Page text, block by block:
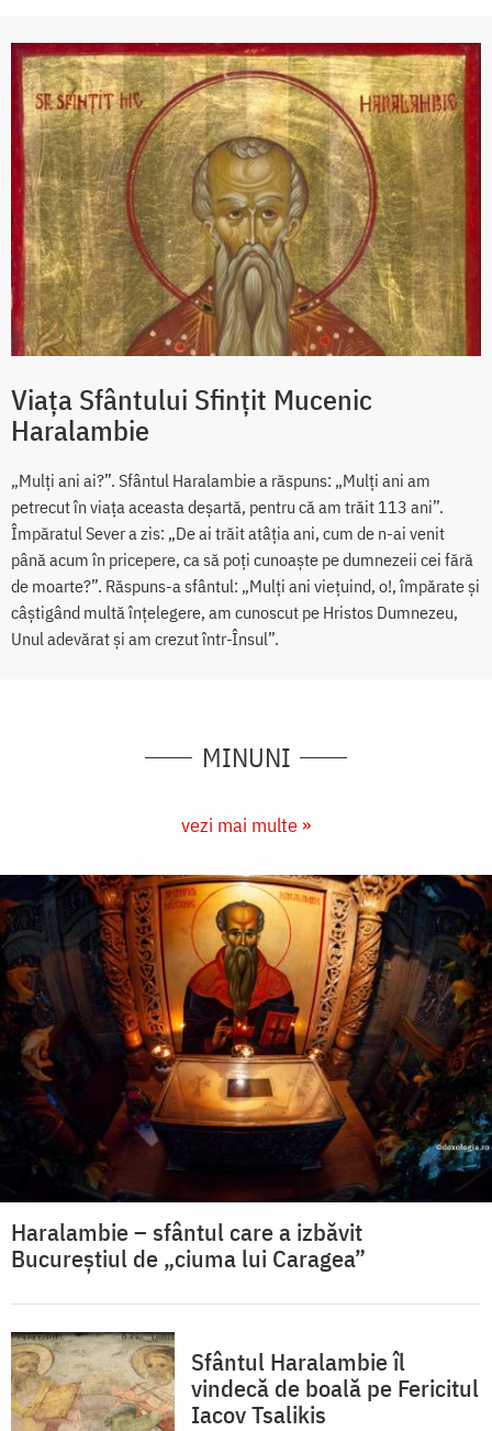
Viața Sfântului Sfințit Mucenic
Haralambie
„Mulți ani ai?”. Sfântul Haralambie a răspuns: „Mulți ani am
petrecut în viața aceasta deșartă, pentru că am trăit 113 ani”.
Împăratul Sever a zis: „De ai trăit atâția ani, cum de n-ai venit
până acum în pricepere, ca să poți cunoaște pe dumnezeii cei fără
de moarte?”. Răspuns-a sfântul: „Mulți ani viețuind, o!, împărate și
câştigând multă înțelegere, am cunoscut pe Hristos Dumnezeu,
Unul adevărat și am crezut într-Însul”.
MINUNI
vezi mai multe »
Haralambie – sfântul care a izbăvit
Bucureștiul de „ciuma lui Caragea”
Sfântul Haralambie îl
vindecă de boală pe Fericitul
Iacov Tsalikis